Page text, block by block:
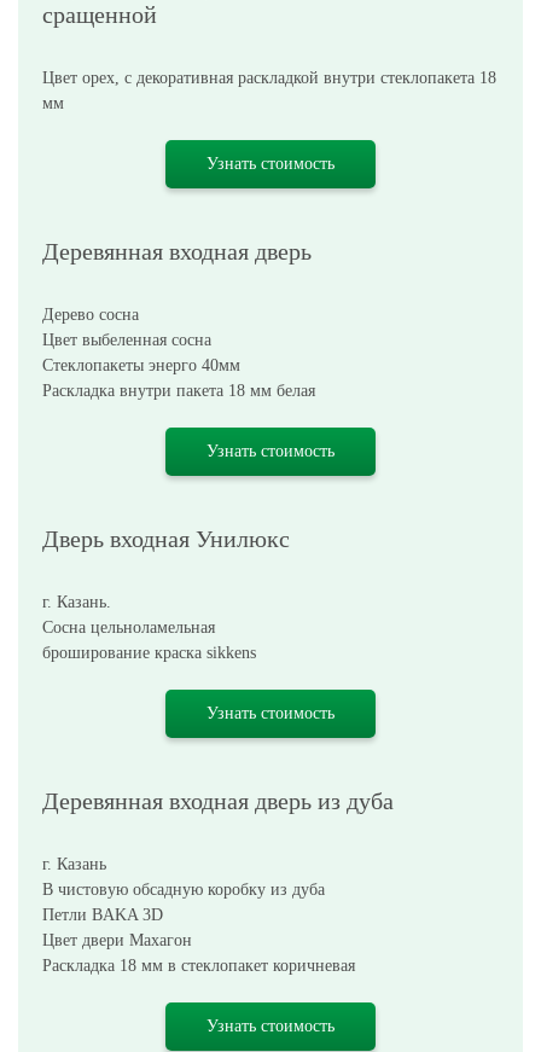
сращенной
Цвет орех, с декоративная раскладкой внутри стеклопакета 18
мм
Узнать стоимость
Деревянная входная дверь
Дерево сосна
Цвет выбеленная сосна
Стеклопакеты энерго 40мм
Раскладка внутри пакета 18 мм белая
Узнать стоимость
Дверь входная Унилюкс
г. Казань.
Сосна цельноламельная
броширование краска sikkens
Узнать стоимость
Деревянная входная дверь из дуба
г. Казань
В чистовую обсадную коробку из дуба
Петли BAKA 3D
Цвет двери Махагон
Раскладка 18 мм в стеклопакет коричневая
Узнать стоимость